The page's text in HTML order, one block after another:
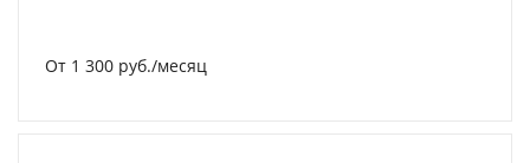
От 1 300 руб./месяц